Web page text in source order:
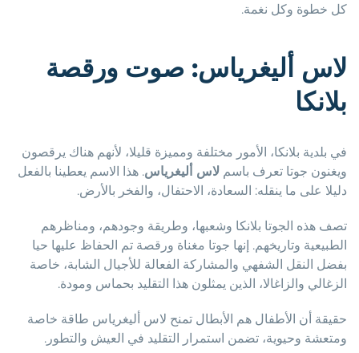
كل خطوة وكل نغمة.
لاس أليغرياس: صوت ورقصة
بلانكا
في بلدية بلانكا، الأمور مختلفة ومميزة قليلا، لأنهم هناك يرقصون
ويغنون جوتا تعرف باسم لاس أليغرياس . هذا الاسم يعطينا بالفعل
دليلا على ما ينقله: السعادة، الاحتفال، والفخر بالأرض.
تصف هذه الجوتا بلانكا وشعبها، وطريقة وجودهم، ومناظرهم
الطبيعية وتاريخهم. إنها جوتا مغناة ورقصة تم الحفاظ عليها حيا
بفضل النقل الشفهي والمشاركة الفعالة للأجيال الشابة، خاصة
الزغالي والزاغالا، الذين يمثلون هذا التقليد بحماس ومودة.
حقيقة أن الأطفال هم الأبطال تمنح لاس أليغرياس طاقة خاصة
ومتعشة وحيوية، تضمن استمرار التقليد في العيش والتطور.